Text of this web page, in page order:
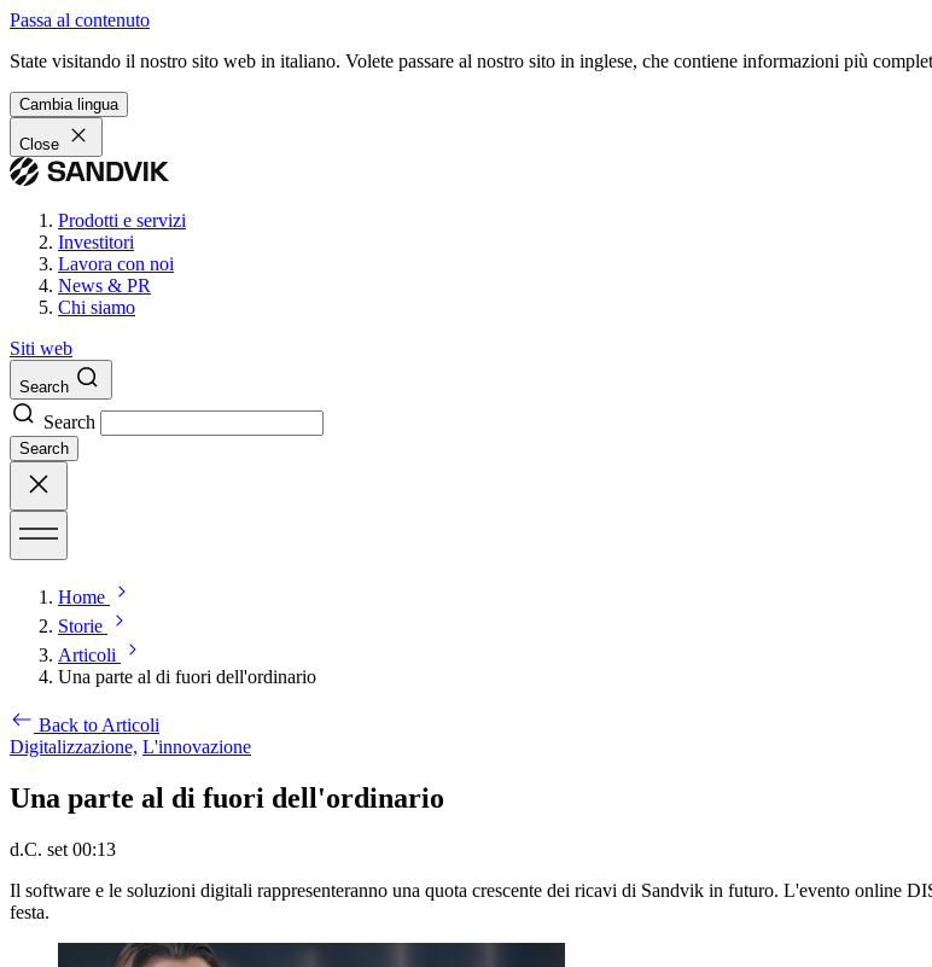
Passa al contenuto
State visitando il nostro sito web in italiano. Volete passare al nostro sito in inglese, che contiene informazioni più
Cambia lingua
Close
Prodotti e servizi
Investitori
Lavora con noi
News & PR
Chi siamo
Siti web
Search
Search
Search
Home
Storie
Articoli
Una parte al di fuori dell'ordinario
Back to Articoli
Digitalizzazione, L'innovazione
Una parte al di fuori dell'ordinario
d.C. set 00:13
Il software e le soluzioni digitali rappresenteranno una quota crescente dei ricavi di Sandvik in futuro. L'evento online
festa.